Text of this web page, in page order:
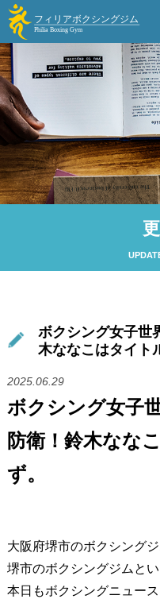
ボクシング女子
木ななこはタイト
2025.06.29
ボクシング女子
防衛！鈴木なな
ず。
大阪府堺市のボクシング
堺市のボクシングジムと
本日もボクシングニュース